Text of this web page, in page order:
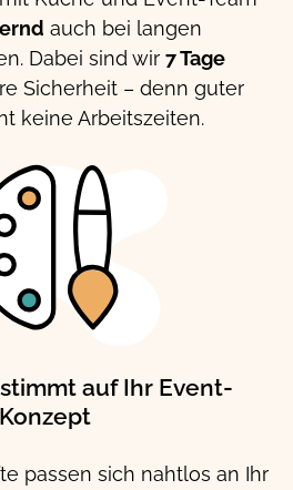
auch bei langen
Dabei sind wir 7 Tage
Sicherheit – denn guter
keine Arbeitszeiten.
auf Ihr Event-
Konzept
passen sich nahtlos an Ihr